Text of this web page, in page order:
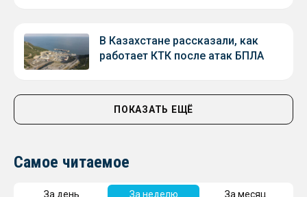
В Казахстане рассказали, как
работает КТК после атак БПЛА
ПОКАЗАТЬ ЕЩЁ
Самое читаемое
За день За неделю За месяц